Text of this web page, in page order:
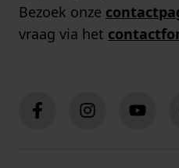
Bezoek onze
vraag via het